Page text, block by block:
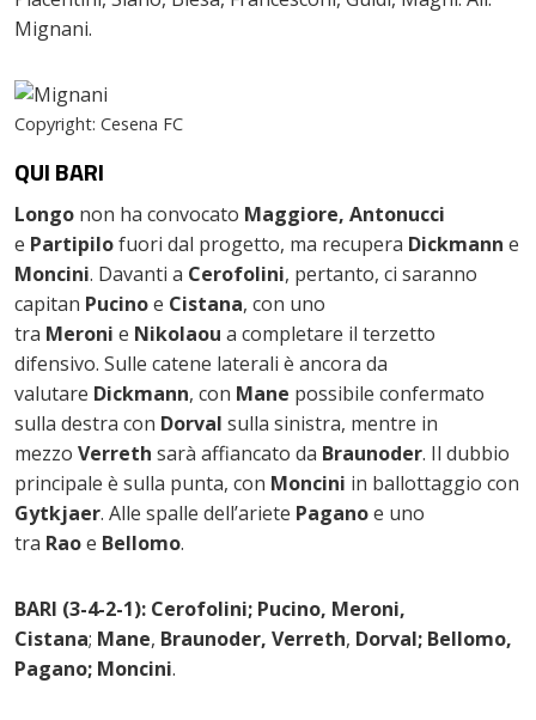
Mignani.
Copyright: Cesena FC
QUI BARI
Longo non ha convocato Maggiore, Antonucci
e Partipilofuori dal progetto, ma recupera Dickmann e
Moncini. Davanti a Cerofolini, pertanto, ci saranno
capitan Pucinoe Cistana, con uno
tra Meroni e Nikolaou a completare il terzetto
difensivo. Sulle catene laterali è ancora da
valutare Dickmann, con Mane possibile confermato
sulla destra con Dorval sulla sinistra, mentre in
mezzo Verreth sarà affiancato da Braunoder. Il dubbio
principale è sulla punta, con Moncini in ballottaggio con
Gytkjaer. Alle spalle dell’ariete Paganoe uno
tra Raoe Bellomo.
BARI (3-4-2-1): Cerofolini; Pucino, Meroni,
Cistana; Mane, Braunoder, Verreth, Dorval; Bellomo,
Pagano; Moncini.